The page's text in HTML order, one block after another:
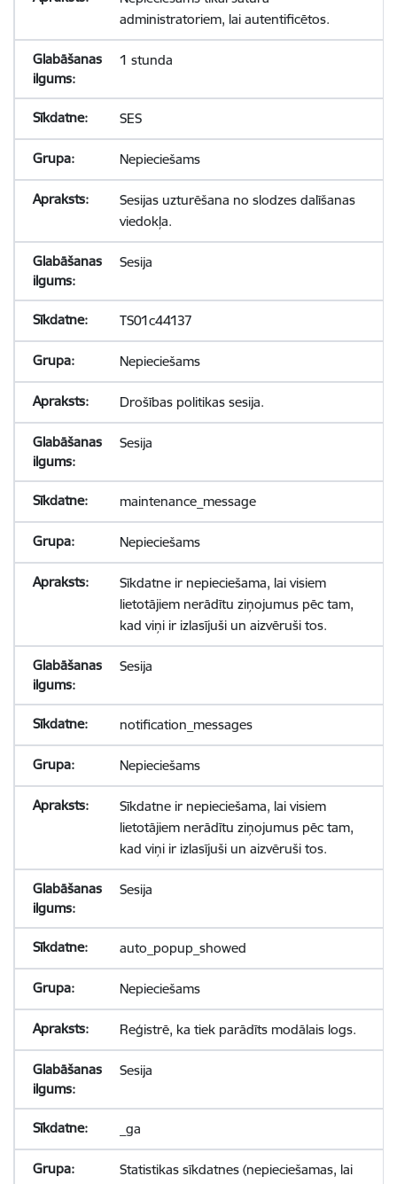
administratoriem, lai autentificētos.
1 stunda
SES
Nepieciešams
Sesijas uzturēšana no slodzes dalīšanas
viedokļa.
Sesija
TS01c44137
Nepieciešams
Drošības politikas sesija.
Sesija
maintenance_message
Nepieciešams
Sīkdatne ir nepieciešama, lai visiem
lietotājiem nerādītu ziņojumus pēc tam,
kad viņi ir izlasījuši un aizvēruši tos.
Sesija
notification_messages
Nepieciešams
Sīkdatne ir nepieciešama, lai visiem
lietotājiem nerādītu ziņojumus pēc tam,
kad viņi ir izlasījuši un aizvēruši tos.
Sesija
auto_popup_showed
Nepieciešams
Reģistrē, ka tiek parādīts modālais logs.
Sesija
_ga
Statistikas sīkdatnes (nepieciešamas, lai